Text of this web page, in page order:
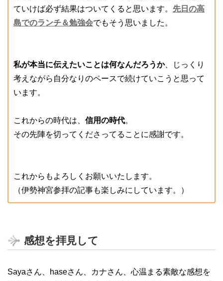
ていけば必ず結果はついてくると思います。 先日の高
島でのランチ＆勉強会でもそう思いました。
私が本当に伝えたいことは何なんだろうか、じっくり
考えながら自分なりのペースで続けていこうと思って
います。
これからの時代は、 信用の時代。
その先陣を切ってくださってることに感謝です。
これからもよろしくお願いいたします。
（伊勢神宮参拝の記事も楽しみにしています。）
感想を拝見して
Sayaさん、haseさん、カナさん、心温まる素敵な感想を